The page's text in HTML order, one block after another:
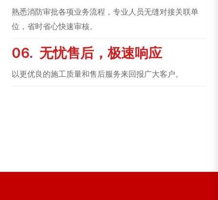
熟悉消防审批各项业务流程，专业人员无缝对接关联单
位，省时省心快速审核。
06. 无忧售后，极速响应
以更优良的施工质量和售后服务来回报广大客户。